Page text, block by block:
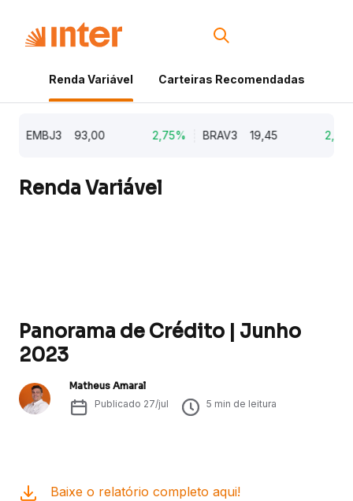
Renda Variável Carteiras Recomendadas
EMBJ3 93,00 2,75% BRAV3 19,45 2,64%
Renda Variável
Panorama de Crédito | Junho
2023
Matheus Amaral
Publicado 27/jul 5 min de leitura
Baixe o relatório completo aqui!